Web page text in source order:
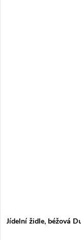
Jídelní židle, béžová